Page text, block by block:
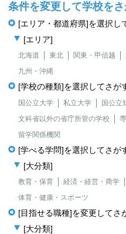
条件を変更して学校を
[エリア・都道府県]を選択し
[エリア]
北海道 東北 関東・甲信越
九州・沖縄
[学校の種類]を選択してさが
国公立大学 私立大学 国公立
文科省以外の省庁所管の学校
留学関係機関
[学べる学問]を選択してさが
[大分類]
教育・保育 経済・経営・商学
体育・健康・スポーツ
[目指せる職種]を変更してさ
[大分類]